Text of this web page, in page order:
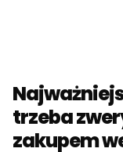
trzeba
zakupem